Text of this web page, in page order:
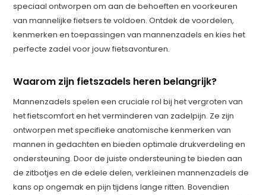
speciaal ontworpen om aan de behoeften en voorkeuren
van mannelijke fietsers te voldoen. Ontdek de voordelen,
kenmerken en toepassingen van mannenzadels en kies het
perfecte zadel voor jouw fietsavonturen.
Waarom zijn fietszadels heren belangrijk?
Mannenzadels spelen een cruciale rol bij het vergroten van
het fietscomfort en het verminderen van zadelpijn. Ze zijn
ontworpen met specifieke anatomische kenmerken van
mannen in gedachten en bieden optimale drukverdeling en
ondersteuning. Door de juiste ondersteuning te bieden aan
de zitbotjes en de edele delen, verkleinen mannenzadels de
kans op ongemak en pijn tijdens lange ritten. Bovendien